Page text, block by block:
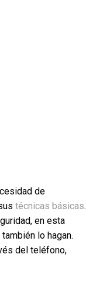
de
técnicas básicas.
en esta
lo hagan.
del teléfono,